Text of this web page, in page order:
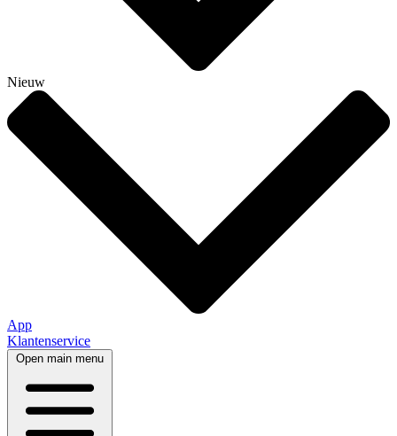
Nieuw
App
Klantenservice
Open main menu